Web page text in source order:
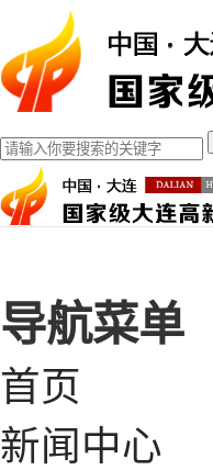
导航菜单
首页
新闻中心